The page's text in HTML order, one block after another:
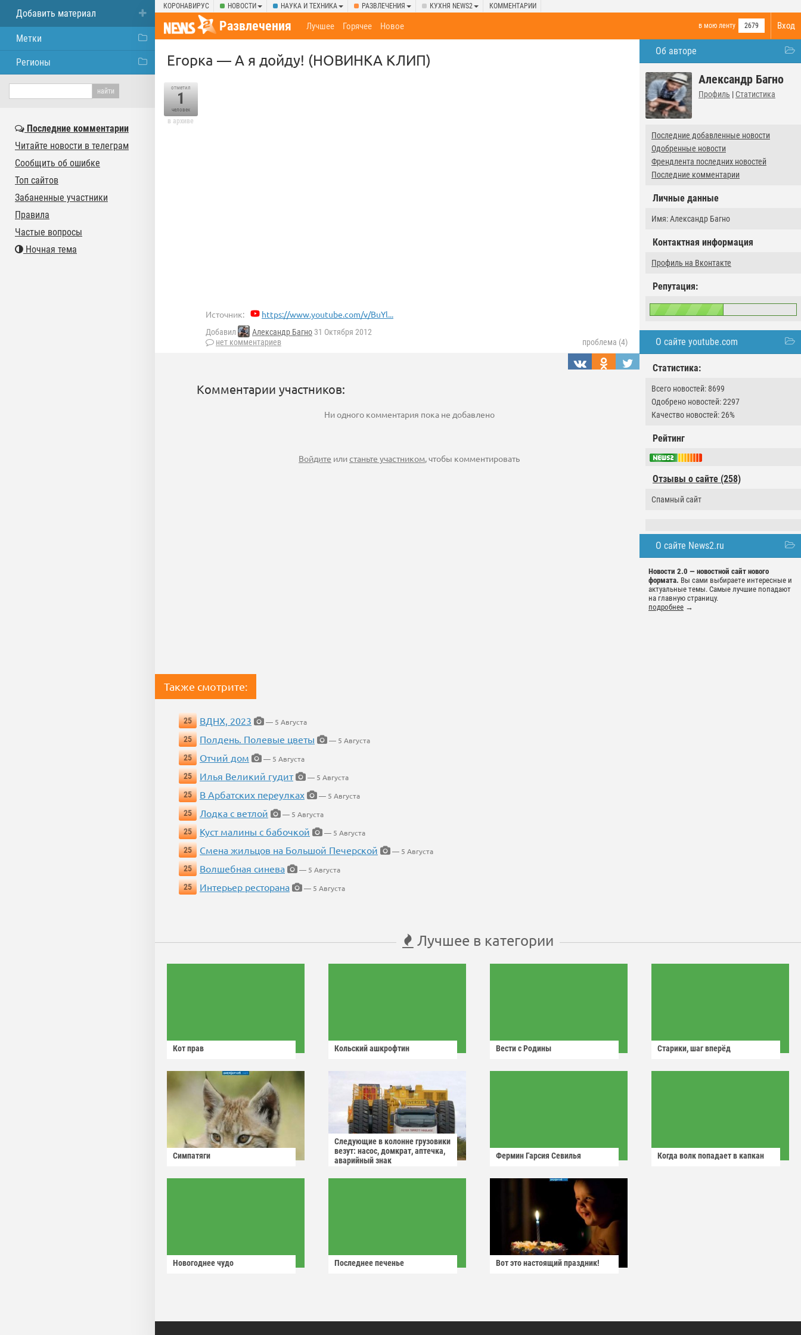
КОРОНАВИРУС НОВОСТИ НАУКА И ТЕХНИКА РАЗВЛЕЧЕНИЯ КУХНЯ NEWS2 КОММЕНТАРИИ
Вход
Развлечения в мою ленту 2679
Лучшее Горячее Новое
Об авторе
Александр Багно
Профиль | Статистика
Последние добавленные новости
Одобренные новости
Френдлента последних новостей
Последние комментарии
Личные данные
Имя: Александр Багно
Контактная информация
Профиль на Вконтакте
Репутация:
О сайте youtube.com
Статистика:
Всего новостей: 8699
Одобрено новостей: 2297
Качество новостей: 26%
Рейтинг
Отзывы о сайте (258)
Спамный сайт
О сайте News2.ru
Новости 2.0 — новостной сайт нового
формата. Вы сами выбираете интересные и
актуальные темы. Самые лучшие попадают
на главную страницу.
подробнее →
Егорка — А я дойду! (НОВИНКА КЛИП)
отметил
1
человек
в архиве
Источник: https://www.youtube.com/v/BuYl...
Добавил Александр Багно 31 Октября 2012
нет комментариев
проблема (4)
Комментарии участников:
Ни одного комментария пока не добавлено
Войдите илистаньте участником, чтобы комментировать
Также смотрите:
25 ВДНХ, 2023
— 5 Августа
25
Полдень. Полевые цветы
— 5 Августа
25
Отчий дом
— 5 Августа
25
Илья Великий гудит
— 5 Августа
25
В Арбатских переулках
— 5 Августа
25
Лодка с ветлой
— 5 Августа
25
Куст малины с бабочкой
— 5 Августа
25
Смена жильцов на Большой Печерской
— 5 Августа
25
Волшебная синева
— 5 Августа
25
Интерьер ресторана — 5 Августа
Лучшее в категории
Кот прав Кольский ашкрофтин Вести с Родины Старики, шаг вперёд
Симпатяги
Следующие в колонне грузовики
везут: насос, домкрат, аптечка,
аварийный знак
Фермин Гарсия Севилья Когда волк попадает в капкан
Новогоднее чудо Последнее печенье Вот это настоящий праздник!
Добавить материал
Метки
Регионы
Последние комментарии
Читайте новости в телеграм
Сообщить об ошибке
Топ сайтов
Забаненные участники
Правила
Частые вопросы
Ночная тема